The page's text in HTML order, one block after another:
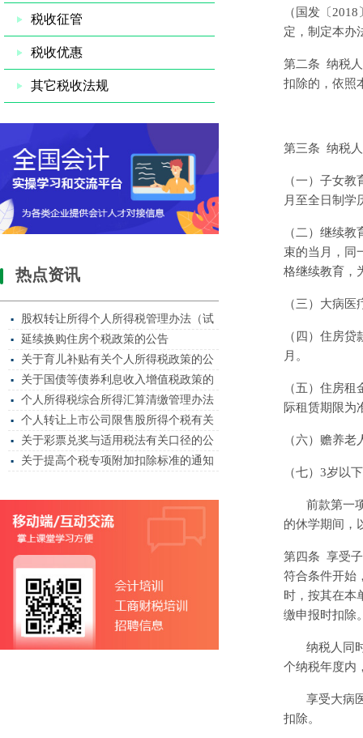
税收征管
税收优惠
其它税收法规
热点资讯
▪ 股权转让所得个人所得税管理办法（试
▪ 延续换购住房个税政策的公告
▪ 关于育儿补贴有关个人所得税政策的公
▪ 关于国债等债券利息收入增值税政策的
▪ 个人所得税综合所得汇算清缴管理办法
▪ 个人转让上市公司限售股所得个税有关
▪ 关于彩票兑奖与适用税法有关口径的公
▪ 关于提高个税专项附加扣除标准的通知
（国发〔 2018
定，制定本办
第二条 纳税
扣除的，依照
第三条 纳税
（一）子女
月至全日制学
（二）继续
束的当月，同
格继续教育，
（三）大病
（四）住房
月。
（五）住房
际租赁期限为
（六）赡养
（七） 3岁以
前款第一
的休学期间，
第四条 享受
符合条件开始
时，按其在本
缴申报时扣除
纳税人同
个纳税年度内
享受大病
扣除。